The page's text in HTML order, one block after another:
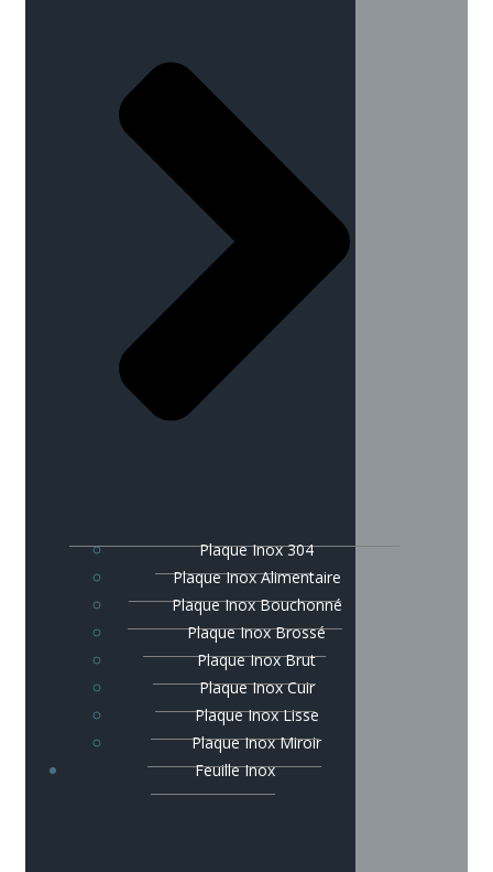
Plaque Inox 304
Plaque Inox Alimentaire
Plaque Inox Bouchonné
Plaque Inox Brossé
Plaque Inox Brut
Plaque Inox Cuir
Plaque Inox Lisse
Plaque Inox Miroir
Feuille Inox